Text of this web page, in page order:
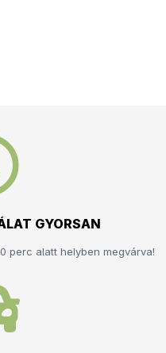
GYORSAN
perc alatt helyben megvárva!